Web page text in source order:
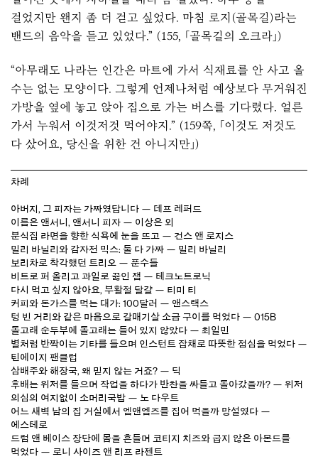
걸었지만 왠지 좀 더 걷고 싶었다. 마침 로지(골목길)라는
밴드의 음악을 듣고 있었다.” (155, 「골목길의 오크라」)
“아무래도 나라는 인간은 마트에 가서 식재료를 안 사고 올
수는 없는 모양이다. 그렇게 언제나처럼 예상보다 무거워진
가방을 옆에 놓고 앉아 집으로 가는 버스를 기다렸다. 얼른
가서 누워서 이것저것 먹어야지.” (159쪽, 「이것도 저것도
다 샀어요, 당신을 위한 건 아니지만」)
차례
아버지, 그 피자는 가짜였답니다 — 데프 레퍼드
이름은 앤서니, 앤서니 피자 — 이상은 외
분식집 라면을 향한 식욕에 눈을 뜨고 — 건스 앤 로지스
밀리 바닐리와 감자전 믹스: 둘 다 가짜 — 밀리 바닐리
보리차로 착각했던 트리오 — 푼수들
비트로 퍼 올리고 과일로 끓인 잼 — 테크노트로닉
다시 먹고 싶지 않아요, 부활절 달걀 — 티미 티
커피와 돈가스를 먹는 대가: 100달러 — 앤스랙스
텅 빈 거리와 같은 마음으로 갈매기살 소금 구이를 먹었다 — 015B
돌고래 순두부에 돌고래는 들어 있지 않았다 — 최일민
별처럼 반짝이는 기타를 들으며 인스턴트 잡채로 따뜻한 점심을 먹었다 —
틴에이지 팬클럽
삼배주와 해장국, 왜 믿지 않는 거죠? — 딕
후배는 위저를 들으며 작업을 하다가 반찬을 싸들고 돌아갔을까? — 위저
의심의 여지없이 소머리국밥 — 노 다우트
어느 새벽 남의 집 거실에서 엠앤엠즈를 집어 먹을까 망설였다 —
에스테로
드럼 앤 베이스 장단에 몸을 흔들며 코티지 치즈와 굽지 않은 아몬드를
먹었다 — 로니 사이즈 앤 리프 라젠트